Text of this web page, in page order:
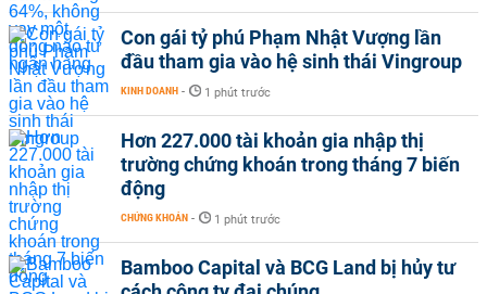
Con gái tỷ phú Phạm Nhật Vượng lần
đầu tham gia vào hệ sinh thái Vingroup
KINH DOANH - 1 phút trước
Hơn 227.000 tài khoản gia nhập thị
trường chứng khoán trong tháng 7 biến
động
CHỨNG KHOÁN - 1 phút trước
Bamboo Capital và BCG Land bị hủy tư